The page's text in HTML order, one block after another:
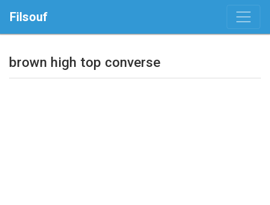
Filsouf
brown high top converse